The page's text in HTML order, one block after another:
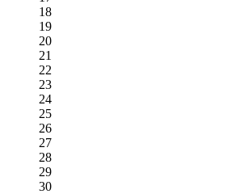
18
19
20
21
22
23
24
25
26
27
28
29
30